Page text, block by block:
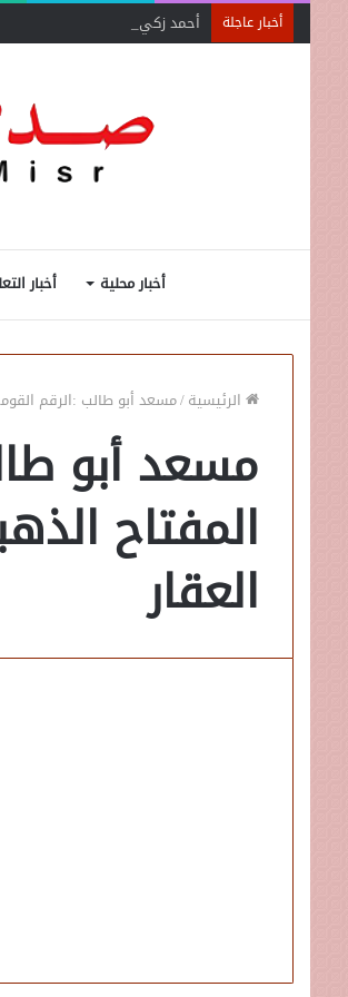
أخبار عاجلة أحمد زكي: مبادرة “مصر تنطلق
أخبار محلية أخبار
الرئيسية/مسعد أبو طالب :الرقم
مسعد أبو
المفتاح
العقار